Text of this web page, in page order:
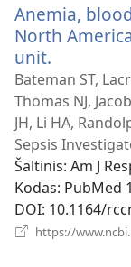
Anemia,
North
unit.
naujas
langas)
Bateman ST,
Thomas NJ,
JH, Li HA,
Sepsis
Šaltinis‎: Am J
Kodas‎: PubMed
DOI‎: 10.1164/
https://